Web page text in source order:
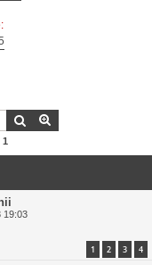
Szukaj
1
19:03
1 2 3 4